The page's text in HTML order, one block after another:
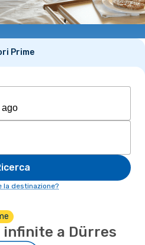
Prime
la destinazione?
a Dürres